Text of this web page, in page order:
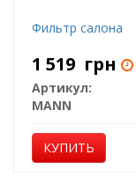
Фильтр салона
1 519 грн
Артикул:
MANN
КУПИТЬ